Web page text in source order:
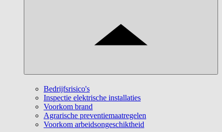
Bedrijfsrisico's
Inspectie elektrische installaties
Voorkom brand
Agrarische preventiemaatregelen
Voorkom arbeidsongeschiktheid